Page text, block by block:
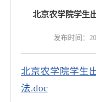
北京农学院学生
发布时间：
北京农学院学生
法.doc